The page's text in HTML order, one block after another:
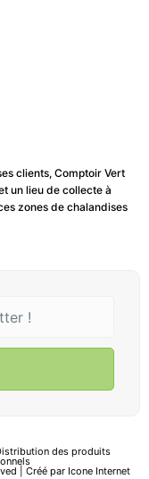
clients, Comptoir Vert
un lieu de collecte à
zones de chalandises
des produits
| Créé par Icone Internet